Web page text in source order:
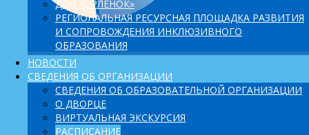
ДОЛ «ОРЛЕНОК»
PЕГИОНАЛЬНАЯ РЕСУРСНАЯ ПЛОЩАДКА РАЗВИТИЯ
И СОПРОВОЖДЕНИЯ ИНКЛЮЗИВНОГО
ОБРАЗОВАНИЯ
НОВОСТИ
СВЕДЕНИЯ ОБ ОРГАНИЗАЦИИ
СВЕДЕНИЯ ОБ ОБРАЗОВАТЕЛЬНОЙ ОРГАНИЗАЦИИ
О ДВОРЦЕ
ВИРТУАЛЬНАЯ ЭКСКУРСИЯ
РАСПИСАНИЕ